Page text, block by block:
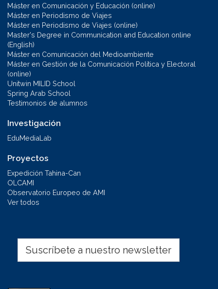
Máster en Comunicación y Educación (online)
Máster en Periodismo de Viajes
Máster en Periodismo de Viajes (online)
Master's Degree in Communication and Education online
(English)
Máster en Comunicación del Medioambiente
Máster en Gestión de la Comunicación Política y Electoral
(online)
Unitwin MILID School
Spring Arab School
Testimonios de alumnos
Investigación
EduMediaLab
Proyectos
Expedición Tahina-Can
OLCAMI
Observatorio Europeo de AMI
Ver todos
Suscríbete a nuestro newsletter